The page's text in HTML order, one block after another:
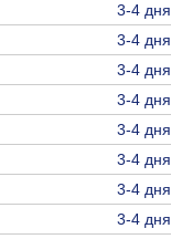
3-4 дня
3-4 дня
3-4 дня
3-4 дня
3-4 дня
3-4 дня
3-4 дня
3-4 дня